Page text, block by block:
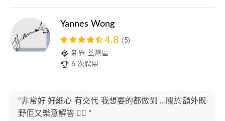
Yannes Wong
4.8 (5)
新界 荃灣區
6 次聘用
“非常好 好細心 有交代 我想要的都做到 …關於額外既
野佢又樂意解答 👍🏻 ”